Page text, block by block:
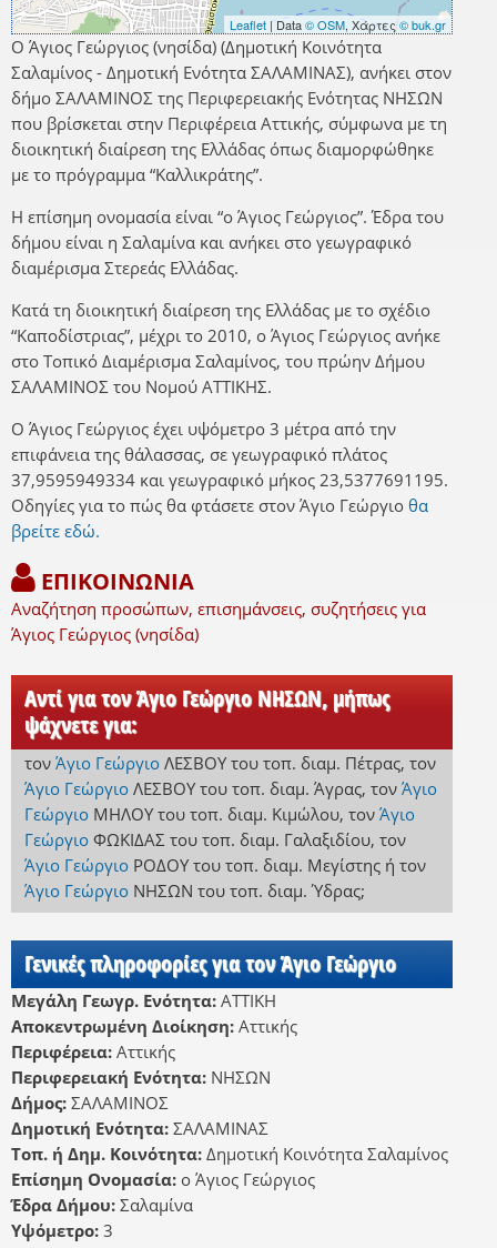
Leaflet | Data© OSM, Χάρτες © buk.gr
Ο Άγιος Γεώργιος (νησίδα) (Δημοτική Κοινότητα
Σαλαμίνος - Δημοτική Ενότητα ΣΑΛΑΜΙΝΑΣ), ανήκει στον
δήμο ΣΑΛΑΜΙΝΟΣ της Περιφερειακής Ενότητας ΝΗΣΩΝ
που βρίσκεται στην Περιφέρεια Αττικής, σύμφωνα με τη
διοικητική διαίρεση της Ελλάδας όπως διαμορφώθηκε
με το πρόγραμμα “Καλλικράτης”.
Η επίσημη ονομασία είναι “ο Άγιος Γεώργιος”. Έδρα του
δήμου είναι η Σαλαμίνα και ανήκει στο γεωγραφικό
διαμέρισμα Στερεάς Ελλάδας.
Κατά τη διοικητική διαίρεση της Ελλάδας με το σχέδιο
“Καποδίστριας”, μέχρι το 2010, ο Άγιος Γεώργιος ανήκε
στο Τοπικό Διαμέρισμα Σαλαμίνος, του πρώην Δήμου
ΣΑΛΑΜΙΝΟΣ του Νομού ΑΤΤΙΚΗΣ.
Ο Άγιος Γεώργιος έχει υψόμετρο 3 μέτρα από την
επιφάνεια της θάλασσας, σε γεωγραφικό πλάτος
37,9595949334 και γεωγραφικό μήκος 23,5377691195.
Οδηγίες για το πώς θα φτάσετε στον Άγιο Γεώργιο θα
βρείτε εδώ.
ΕΠΙΚΟΙΝΩΝΙΑ
Αναζήτηση προσώπων, επισημάνσεις, συζητήσεις για
Άγιος Γεώργιος (νησίδα)
Αντί για τον Άγιο Γεώργιο ΝΗΣΩΝ, μήπως
ψάχνετε για:
τον Άγιο Γεώργιο ΛΕΣΒΟΥ του τοπ. διαμ. Πέτρας, τον
Άγιο Γεώργιο ΛΕΣΒΟΥ του τοπ. διαμ. Άγρας, τον Άγιο
Γεώργιο ΜΗΛΟΥ του τοπ. διαμ. Κιμώλου, τον Άγιο
Γεώργιο ΦΩΚΙΔΑΣ του τοπ. διαμ. Γαλαξιδίου, τον
Άγιο Γεώργιο ΡΟΔΟΥ του τοπ. διαμ. Μεγίστηςή τον
Άγιο Γεώργιο ΝΗΣΩΝ του τοπ. διαμ. Ύδρας;
Γενικές πληροφορίες για τον Άγιο Γεώργιο
Μεγάλη Γεωγρ. Ενότητα: ΑΤΤΙΚΗ
Αποκεντρωμένη Διοίκηση: Αττικής
Περιφέρεια: Αττικής
Περιφερειακή Ενότητα: ΝΗΣΩΝ
Δήμος: ΣΑΛΑΜΙΝΟΣ
Δημοτική Ενότητα: ΣΑΛΑΜΙΝΑΣ
Τοπ. ή Δημ. Κοινότητα: Δημοτική Κοινότητα Σαλαμίνος
Επίσημη Ονομασία: ο Άγιος Γεώργιος
Έδρα Δήμου: Σαλαμίνα
Υψόμετρο: 3